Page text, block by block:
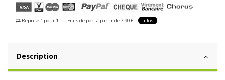
Reprise 1 pour 1 Frais de port à partir de 7.90 € infos
Description